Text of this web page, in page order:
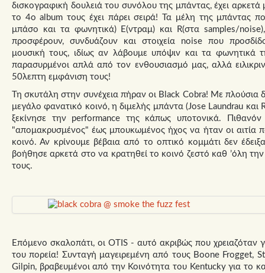
δισκογραφική δουλειά του συνόλου της μπάντας, έχει
το 4ο album τους έχει πάρει σειρά! Τα μέλη της μπάντας
μπάσο και τα φωνητικά) E(ντραμ) και R(στα samples/
προσφέρουν, συνδυάζουν και στοιχεία noise που
μουσική τους, ιδίως αν λάβουμε υπόψιν και τα φωνητικά
παρασυρμένοι απλά από τον ενθουσιασμό μας, αλλά
50λεπτη εμφάνιση τους!
Τη σκυτάλη στην συνέχεια πήραν οι Black Cobra! Με πλούσια
μεγάλο φανατικό κοινό, η διμελής μπάντα (Jose Laundrau
ξεκίνησε την performance της κάπως υποτονικά.
"απομακρυσμένος" έως μπουκωμένος ήχος να ήταν οι αιτία
κοινό. Αν κρίνουμε βέβαια από το οπτικό κομμάτι δεν
βοήθησε αρκετά στο να κρατηθεί το κοινό ζεστό καθ ’όλη
τους.
Επόμενο σκαλοπάτι, οι OTIS - αυτό ακριβώς που χρειαζόταν
του πορεία! Συνταγή μαγειρεμένη από τους Boone Frogget,
Gilpin, βραβευμένοι από την Κοινότητα του Kentucky για το